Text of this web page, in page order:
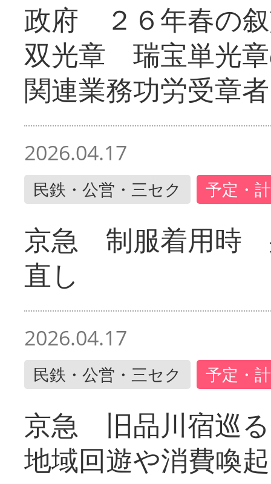
政府 ２６年春の
双光章 瑞宝単光
関連業務功労受章者
2026.04.17
民鉄・公営・三セク 予定・
京急 制服着用時
直し
2026.04.17
民鉄・公営・三セク 予定・
京急 旧品川宿巡
地域回遊や消費喚起